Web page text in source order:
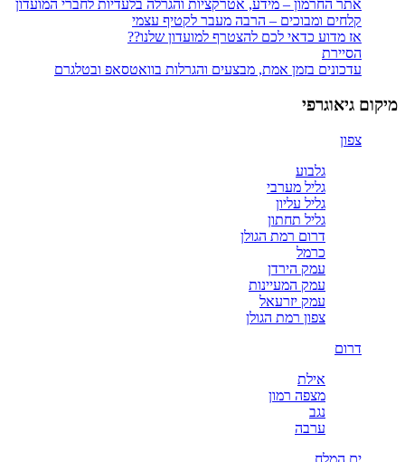
אתר החרמון – מידע, אטרקציות והגרלה בלעדיות לחברי המועדון
קלחים ומבוכים – הרבה מעבר לקטיף עצמי
אז מדוע כדאי לכם להצטרף למועדון שלנו??
הסיירת
עדכונים בזמן אמת, מבצעים והגרלות בוואטסאפ ובטלגרם
מיקום גיאוגרפי
צפון
גלבוע
גליל מערבי
גליל עליון
גליל תחתון
דרום רמת הגולן
כרמל
עמק הירדן
עמק המעיינות
עמק יזרעאל
צפון רמת הגולן
דרום
אילת
מצפה רמון
נגב
ערבה
ים המלח